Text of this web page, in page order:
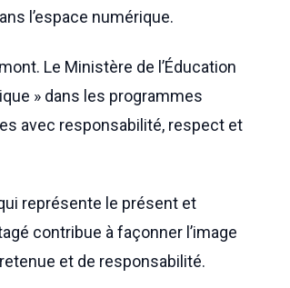
l’espace numérique.
Le Ministère de l’Éducation
» dans les programmes
avec responsabilité, respect et
représente le présent et
contribue à façonner l’image
et de responsabilité.